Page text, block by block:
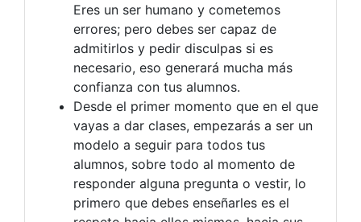
Eres un ser humano y cometemos
errores; pero debes ser capaz de
admitirlos y pedir disculpas si es
necesario, eso generará mucha más
confianza con tus alumnos.
Desde el primer momento que en el que
vayas a dar clases, empezarás a ser un
modelo a seguir para todos tus
alumnos, sobre todo al momento de
responder alguna pregunta o vestir, lo
primero que debes enseñarles es el